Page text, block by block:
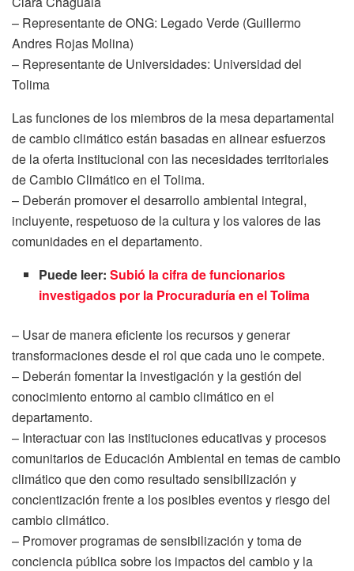
– Representante de ONG: Legado Verde (Guillermo
Andres Rojas Molina)
– Representante de Universidades: Universidad del
Tolima
Las funciones de los miembros de la mesa departamental
de cambio climático están basadas en alinear esfuerzos
de la oferta institucional con las necesidades territoriales
de Cambio Climático en el Tolima.
– Deberán promover el desarrollo ambiental integral,
incluyente, respetuoso de la cultura y los valores de las
comunidades en el departamento.
Puede leer:Subió la cifra de funcionarios
investigados por la Procuraduría en el Tolima
– Usar de manera eficiente los recursos y generar
transformaciones desde el rol que cada uno le compete.
– Deberán fomentar la investigación y la gestión del
conocimiento entorno al cambio climático en el
departamento.
– Interactuar con las instituciones educativas y procesos
comunitarios de Educación Ambiental en temas de cambio
climático que den como resultado sensibilización y
concientización frente a los posibles eventos y riesgo del
cambio climático.
– Promover programas de sensibilización y toma de
conciencia pública sobre los impactos del cambio y la